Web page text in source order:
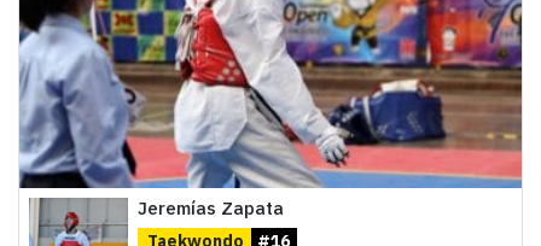
Jeremías Zapata
Taekwondo #16